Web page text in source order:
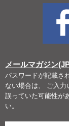
メールマガジン
パスワードが記載さ
ない場合は、 ご入
誤っていた可能性が
い。